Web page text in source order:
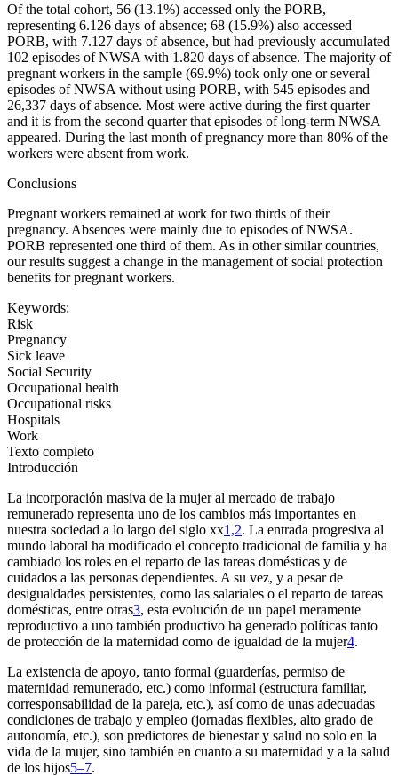
Of the total cohort, 56 (13.1%) accessed only the PORB,
representing 6.126 days of absence; 68 (15.9%) also accessed
PORB, with 7.127 days of absence, but had previously accumulated
102 episodes of NWSA with 1.820 days of absence. The majority of
pregnant workers in the sample (69.9%) took only one or several
episodes of NWSA without using PORB, with 545 episodes and
26,337 days of absence. Most were active during the first quarter
and it is from the second quarter that episodes of long-term NWSA
appeared. During the last month of pregnancy more than 80% of the
workers were absent from work.
Conclusions
Pregnant workers remained at work for two thirds of their
pregnancy. Absences were mainly due to episodes of NWSA.
PORB represented one third of them. As in other similar countries,
our results suggest a change in the management of social protection
benefits for pregnant workers.
Keywords:
Risk
Pregnancy
Sick leave
Social Security
Occupational health
Occupational risks
Hospitals
Work
Texto completo
Introducción
La incorporación masiva de la mujer al mercado de trabajo
remunerado representa uno de los cambios más importantes en
nuestra sociedad a lo largo del siglo xx1,2. La entrada progresiva al
mundo laboral ha modificado el concepto tradicional de familia y ha
cambiado los roles en el reparto de las tareas domésticas y de
cuidados a las personas dependientes. A su vez, y a pesar de
desigualdades persistentes, como las salariales o el reparto de tareas
domésticas, entre otras3, esta evolución de un papel meramente
reproductivo a uno también productivo ha generado políticas tanto
de protección de la maternidad como de igualdad de la mujer4.
La existencia de apoyo, tanto formal (guarderías, permiso de
maternidad remunerado, etc.) como informal (estructura familiar,
corresponsabilidad de la pareja, etc.), así como de unas adecuadas
condiciones de trabajo y empleo (jornadas flexibles, alto grado de
autonomía, etc.), son predictores de bienestar y salud no solo en la
vida de la mujer, sino también en cuanto a su maternidad y a la salud
de los hijos5–7.